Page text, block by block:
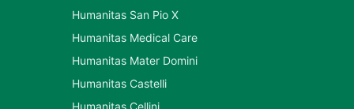
Humanitas San Pio X
Humanitas Medical Care
Humanitas Mater Domini
Humanitas Castelli